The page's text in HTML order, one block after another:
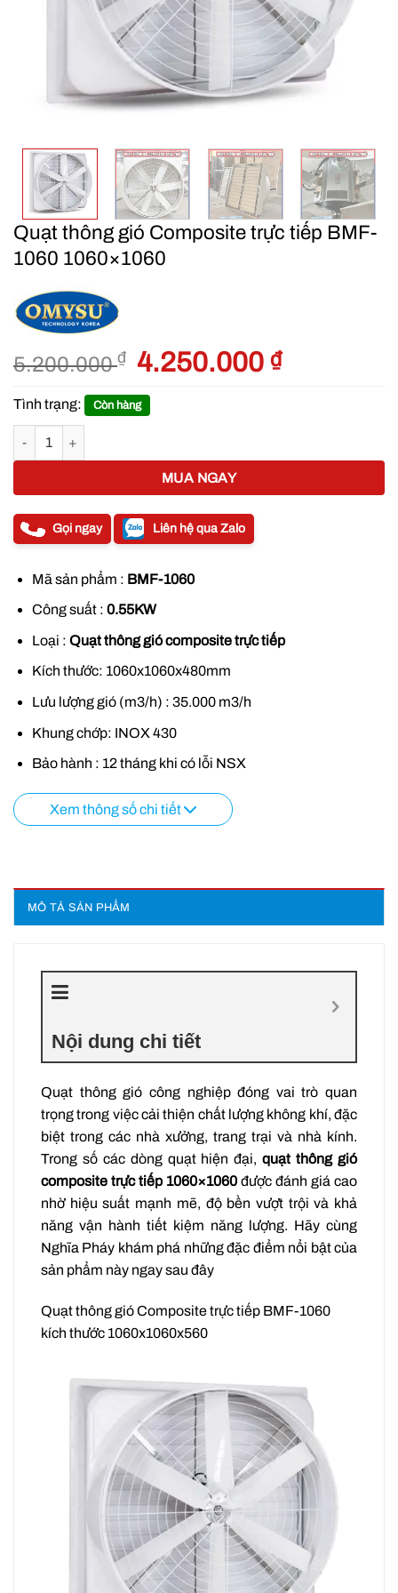
Quạt thông gió Composite trực tiếp BMF-
1060 1060×1060
5.200.000₫ Giá
là:
5.200.000 ₫.
4.250.000 ₫Giá
Tình trạng: Còn hàng
MUA NGAY
Gọi ngay Liên hệ qua Zalo
Mã sản phẩm : BMF-1060
Công suất : 0.55KW
Loại : Quạt thông gió composite trực tiếp
Kích thước: 1060x1060x480mm
Lưu lượng gió (m3/h) : 35.000 m3/h
Khung chớp: INOX 430
Bảo hành : 12 tháng khi có lỗi NSX
Xem thông số chi tiết
MÔ TẢ SẢN PHẨM
Nội dung chi tiết
Quạt thông gió công nghiệp đóng vai trò quan
trọng trong việc cải thiện chất lượng không khí, đặc
biệt trong các nhà xưởng, trang trại và nhà kính.
Trong số các dòng quạt hiện đại,quạt thông gió
composite trực tiếp 1060×1060 được đánh giá cao
nhờ hiệu suất mạnh mẽ, độ bền vượt trội và khả
năng vận hành tiết kiệm năng lượng. Hãy cùng
Nghĩa Pháy khám phá những đặc điểm nổi bật của
sản phẩm này ngay sau đây
Quạt thông gió Composite trực tiếp BMF-1060
kích thước 1060x1060x560